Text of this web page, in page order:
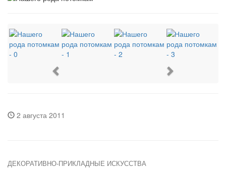
2 августа 2011
ДЕКОРАТИВНО-ПРИКЛАДНЫЕ ИСКУССТВА